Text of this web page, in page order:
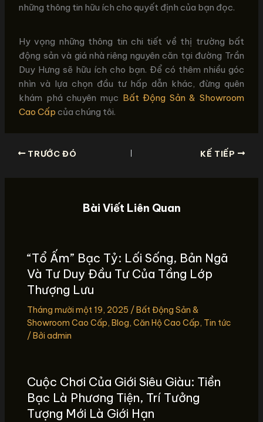
những thông tin hữu ích cho quyết định của bạn đọc.
Hy vọng những thông tin chi tiết về thị trường bất
động sản và giá nhà riêng nguyên căn tại đường Trần
Duy Hưng sẽ hữu ích cho bạn. Để có thêm nhiều góc
nhìn và lựa chọn đầu tư hấp dẫn khác, đừng quên
khám phá chuyên mục Bất Động Sản & Showroom
Cao Cấp của chúng tôi.
TRƯỚC ĐÓ KẾ TIẾP
Bài Viết Liên Quan
“Tổ Ấm” Bạc Tỷ: Lối Sống, Bản Ngã
Và Tư Duy Đầu Tư Của Tầng Lớp
Thượng Lưu
Tháng mười một 19, 2025 /Bất Động Sản &
Showroom Cao Cấp, Blog, Căn Hộ Cao Cấp, Tin tức
/ Bởi admin
Cuộc Chơi Của Giới Siêu Giàu: Tiền
Bạc Là Phương Tiện, Trí Tưởng
Tượng Mới Là Giới Hạn